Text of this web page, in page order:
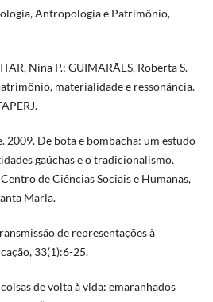
Antropologia e Patrimônio,
Nina P.; GUIMARÃES, Roberta S.
materialidade e ressonância.
2009. De bota e bombacha: um estudo
gaúchas e o tradicionalismo.
de Ciências Sociais e Humanas,
Maria.
de representações à
33(1):6-25.
coisas de volta à vida: emaranhados